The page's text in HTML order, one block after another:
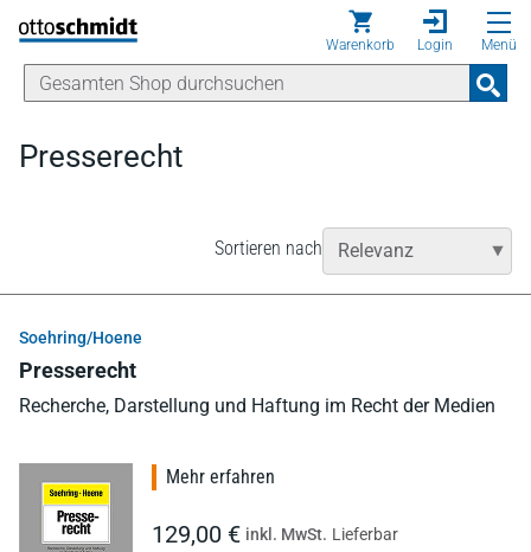
Direkt zum Inhalt
Warenkorb Login Menü
Presserecht
Sortieren nach
Soehring/Hoene
Presserecht
Recherche, Darstellung und Haftung im Recht der Medien
Mehr erfahren
129,00 € inkl. MwSt. Lieferbar